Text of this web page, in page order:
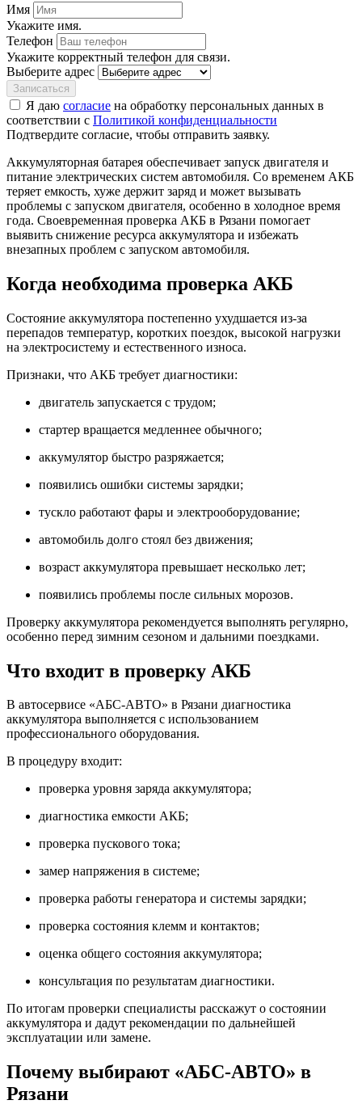
Имя
Укажите имя.
Телефон
Укажите корректный телефон для связи.
Выберите адрес
Записаться
Я даю согласие на обработку персональных данных в
соответствии с Политикой конфиденциальности
Подтвердите согласие, чтобы отправить заявку.
Аккумуляторная батарея обеспечивает запуск двигателя и
питание электрических систем автомобиля. Со временем АКБ
теряет емкость, хуже держит заряд и может вызывать
проблемы с запуском двигателя, особенно в холодное время
года. Своевременная проверка АКБ в Рязани помогает
выявить снижение ресурса аккумулятора и избежать
внезапных проблем с запуском автомобиля.
Когда необходима проверка АКБ
Состояние аккумулятора постепенно ухудшается из-за
перепадов температур, коротких поездок, высокой нагрузки
на электросистему и естественного износа.
Признаки, что АКБ требует диагностики:
двигатель запускается с трудом;
стартер вращается медленнее обычного;
аккумулятор быстро разряжается;
появились ошибки системы зарядки;
тускло работают фары и электрооборудование;
автомобиль долго стоял без движения;
возраст аккумулятора превышает несколько лет;
появились проблемы после сильных морозов.
Проверку аккумулятора рекомендуется выполнять регулярно,
особенно перед зимним сезоном и дальними поездками.
Что входит в проверку АКБ
В автосервисе «АБС-АВТО» в Рязани диагностика
аккумулятора выполняется с использованием
профессионального оборудования.
В процедуру входит:
проверка уровня заряда аккумулятора;
диагностика емкости АКБ;
проверка пускового тока;
замер напряжения в системе;
проверка работы генератора и системы зарядки;
проверка состояния клемм и контактов;
оценка общего состояния аккумулятора;
консультация по результатам диагностики.
По итогам проверки специалисты расскажут о состоянии
аккумулятора и дадут рекомендации по дальнейшей
эксплуатации или замене.
Почему выбирают «АБС-АВТО» в
Рязани